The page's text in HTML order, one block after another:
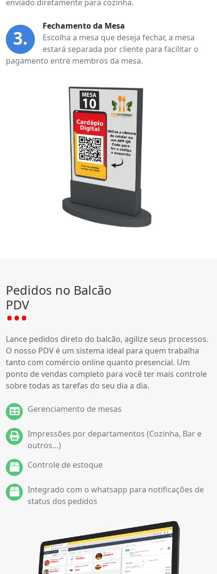
enviado diretamente para cozinha.
3.
Fechamento da Mesa
Escolha a mesa que deseja fechar, a mesa
estará separada por cliente para facilitar o
pagamento entre membros da mesa.
Pedidos no Balcão
PDV
Lance pedidos direto do balcão, agilize seus processos.
O nosso PDV é um sistema ideal para quem trabalha
tanto com comércio online quanto presencial. Um
ponto de vendas completo para você ter mais controle
sobre todas as tarefas do seu dia a dia.
Gerenciamento de mesas
Impressões por departamentos (Cozinha, Bar e
outros…)
Controle de estoque
Integrado com o whatsapp para notificações de
status dos pedidos